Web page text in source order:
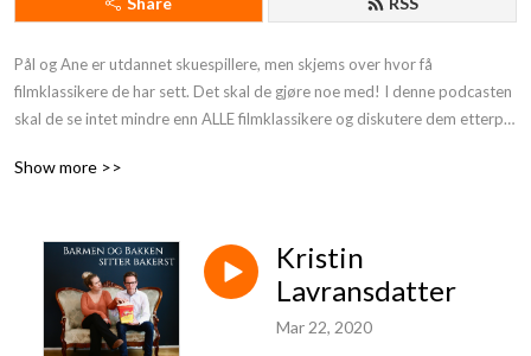
Pål og Ane er utdannet skuespillere, men skjems over hvor få
filmklassikere de har sett. Det skal de gjøre noe med! I denne podcasten
skal de se intet mindre enn ALLE filmklassikere og diskutere dem etterpå.
i det minste litt mer kulturelle underveis. Spoilergaranti i hver eneste
Show more >>
Kristin
Lavransdatter
Mar 22, 2020